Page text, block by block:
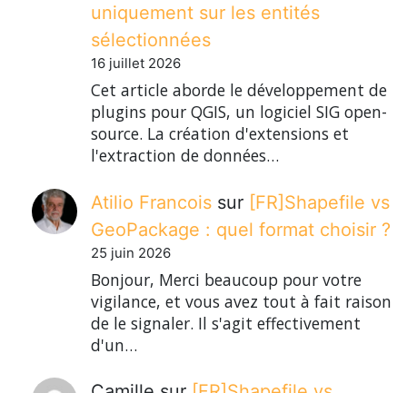
uniquement sur les entités
sélectionnées
16 juillet 2026
Cet article aborde le développement de
plugins pour QGIS, un logiciel SIG open-
source. La création d'extensions et
l'extraction de données…
Atilio Francois sur [FR]Shapefile vs
GeoPackage : quel format choisir ?
25 juin 2026
Bonjour, Merci beaucoup pour votre
vigilance, et vous avez tout à fait raison
de le signaler. Il s'agit effectivement
d'un…